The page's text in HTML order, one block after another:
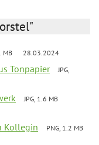
MB 28.03.2024
Tonpapier
JPG,
JPG, 1.6 MB
Kollegin
PNG, 1.2 MB